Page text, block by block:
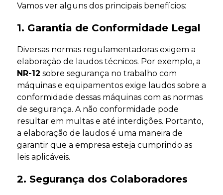
Vamos ver alguns dos principais benefícios:
1. Garantia de Conformidade Legal
Diversas normas regulamentadoras exigem a
elaboração de laudos técnicos. Por exemplo, a
NR-12 sobre segurança no trabalho com
máquinas e equipamentos exige laudos sobre a
conformidade dessas máquinas com as normas
de segurança. A não conformidade pode
resultar em multas e até interdições. Portanto,
a elaboração de laudos é uma maneira de
garantir que a empresa esteja cumprindo as
leis aplicáveis.
2. Segurança dos Colaboradores